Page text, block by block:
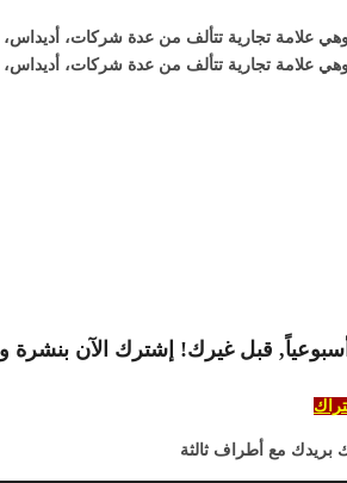
وهي علامة تجارية تتألف من عدة شركات،
علامة تجارية تتألف من عدة شركات،
قبل غيرك! إشترك الآن بنشرة
بريدك مع أطراف ثالثة